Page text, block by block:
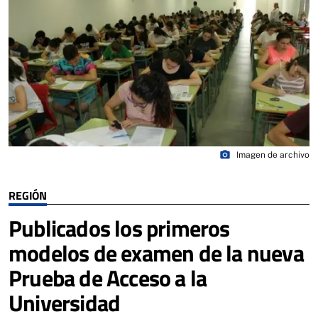
REGIÓN
Publicados los primeros
modelos de examen de la nueva
Prueba de Acceso a la
Universidad
photo_camera Imagen de archivo